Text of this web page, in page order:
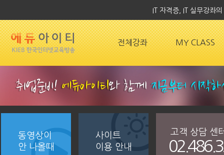
IT 자격증, IT 실무강좌
전체강좌 MY CLASS
동영상이
안 나올때
사이트
이용 안내
고객 상담 센